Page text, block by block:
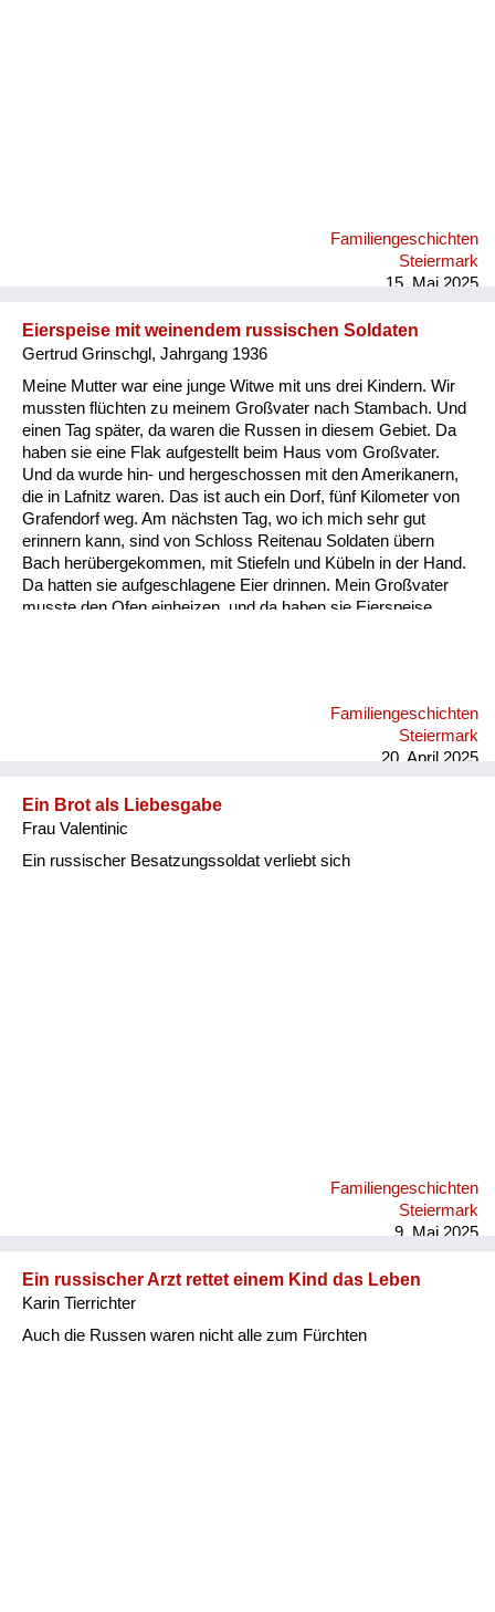
Familiengeschichten
Steiermark
15. Mai 2025
Eierspeise mit weinendem russischen Soldaten
Gertrud Grinschgl, Jahrgang 1936
Meine Mutter war eine junge Witwe mit uns drei Kindern. Wir
mussten flüchten zu meinem Großvater nach Stambach. Und
einen Tag später, da waren die Russen in diesem Gebiet. Da
haben sie eine Flak aufgestellt beim Haus vom Großvater.
Und da wurde hin- und hergeschossen mit den Amerikanern,
die in Lafnitz waren. Das ist auch ein Dorf, fünf Kilometer von
Grafendorf weg. Am nächsten Tag, wo ich mich sehr gut
erinnern kann, sind von Schloss Reitenau Soldaten übern
Bach herübergekommen, mit Stiefeln und Kübeln in der Hand.
Da hatten sie aufgeschlagene Eier drinnen. Mein Großvater
musste den Ofen einheizen, und da haben sie Eierspeise
Bruder in den Arm genommen und hat zu weinen angefangen.
Wir haben das dann so verstanden, er hat zu Hause auch so
Familiengeschichten
Steiermark
20. April 2025
Ein Brot als Liebesgabe
Frau Valentinic
Ein russischer Besatzungssoldat verliebt sich
Familiengeschichten
Steiermark
9. Mai 2025
Ein russischer Arzt rettet einem Kind das Leben
Karin Tierrichter
Auch die Russen waren nicht alle zum Fürchten